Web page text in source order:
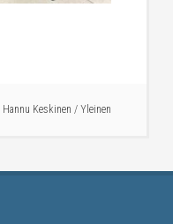
Hannu Keskinen / Yleinen